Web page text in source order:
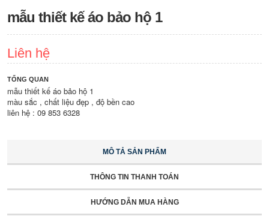
mẫu thiết kế áo bảo hộ 1
Liên hệ
TỔNG QUAN
mẫu thiết kế áo bảo hộ 1
màu sắc , chất liệu đẹp , độ bền cao
liên hệ : 09 853 6328
MÔ TẢ SẢN PHẨM
THÔNG TIN THANH TOÁN
HƯỚNG DẪN MUA HÀNG